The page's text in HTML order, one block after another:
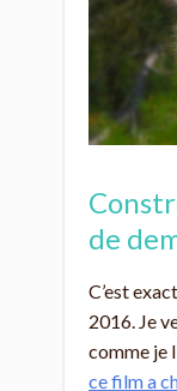
de
C’est
2016. Je
comme je
ce film a